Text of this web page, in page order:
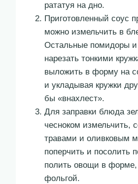
рататуя на дно.
Приготовленный соус
можно измельчить в
Остальные помидоры и
нарезать тонкими
выложить в форму на
и укладывая кружки
бы «внахлест».
Для заправки блюда
чесноком измельчить,
травами и оливковым
поперчить и посолить
полить овощи в форме,
фольгой.